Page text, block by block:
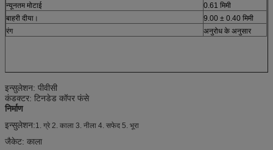
न्यूनतम मोटाई
0.61 मिमी
बाहरी दीया।
9.00 ± 0.40 मिमी
रंग
अनुरोध के अनुसार
इन्सुलेशन: पीवीसी
कंडक्टर: टिनडेड कॉपर फंसे
निर्माण
इन्सुलेशन:1. ग्रे 2. काला 3. नीला 4. सफेद 5. भूरा
जैकेट: काला